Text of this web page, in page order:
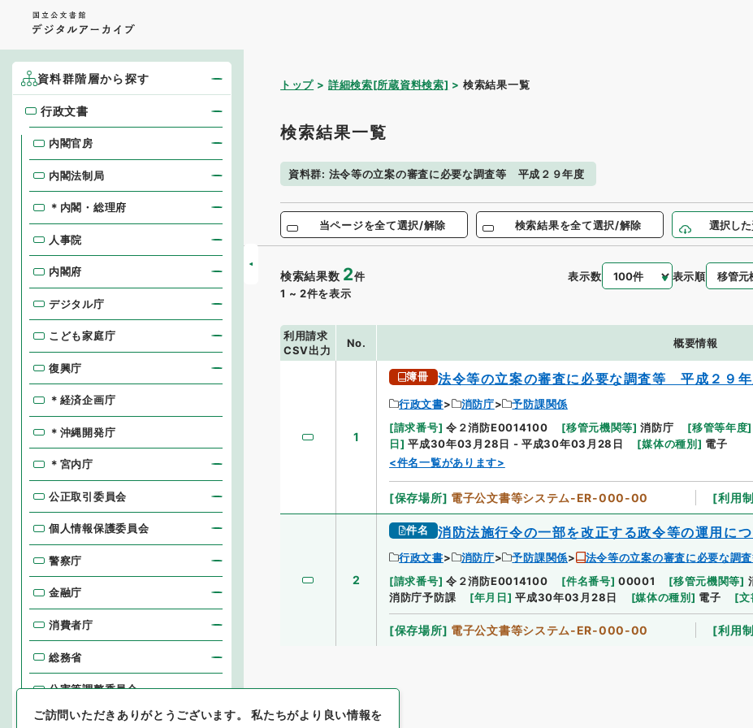
トップ 詳細検索[所蔵資料検索] 検索結果一覧
検索結果一覧
資料群: 法令等の立案の審査に必要な調査等 平成２９年度
当ページを全て選択/解除 検索結果を全て選択/解除 選択し
検索結果数 2件
1 ~ 2件を表示
表示数 表示順
利用請求
CSV出力
No. 概要情報
1
簿冊 法令等の立案の審査に必要な調査等 平成２９
行政文書 消防庁
予防課関係
[請求番号] 令２消防E0014100 [移管元機関等] 消防庁 [移管等年度]
日] 平成30年03月28日 - 平成30年03月28日 [媒体の種別 ] 電子
<件名一覧があります>
[保存場所] 電子公文書等システム-ER-000-00 [利用
2
件名 消防法施行令の一部を改正する政令等の運用につ
行政文書 消防庁 予防課関係
法令等の立案の審査に必要な調
[請求番号] 令２消防E0014100 [件名番号] 00001 [移管元機関等]
消防庁予防課
[年月日] 平成30年03月28日 [媒体の種別 ] 電子 [文
[保存場所] 電子公文書等システム-ER-000-00 [利用
資料群階層から探す
行政文書
行政文書
内閣官房
内閣法制局
＊内閣・総理府
人事院
内閣府
デジタル庁
こども家庭庁
復興庁
＊経済企画庁
＊沖縄開発庁
＊宮内庁
公正取引委員会
個人情報保護委員会
警察庁
金融庁
消費者庁
総務省
公害等調整委員会
消防庁
ご訪問いただきありがとうございます。私たちがより良い情報を